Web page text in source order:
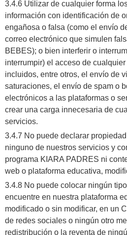
3.4.6 Utilizar de cualquier forma
información con identificación de
engañosa o falsa (como el envío
correo electrónico que simulen
BEBES); o bien interferir o
interrumpir) el acceso de
incluidos, entre otros, el envío de
saturaciones, el envío de spam o
electrónicos a las plataformas o
crear una carga innecesaria de
servicios.
3.4.7 No puede declarar
ninguno de nuestros servicios y
programa KIARA PADRES ni
web o plataforma educativa,
3.4.8 No puede colocar ningún
encuentre en nuestra plataforma
modificado o sin modificar, en un
de redes sociales o ningún otro
redistribución o la reventa de